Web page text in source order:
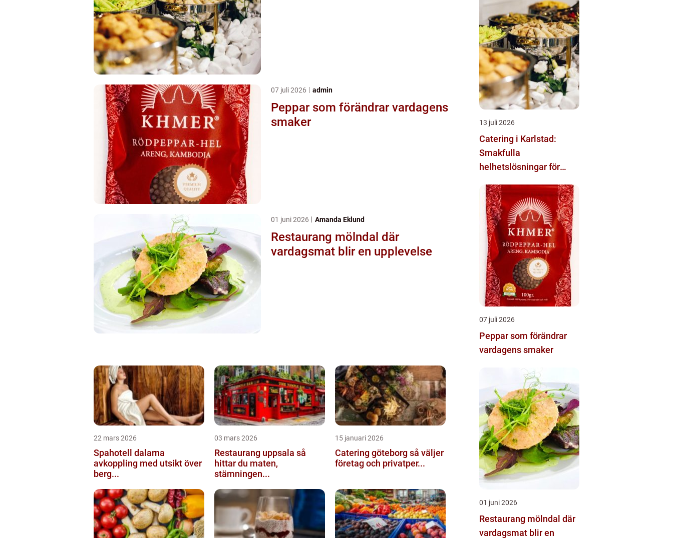
07 juli 2026 admin
Peppar som förändrar vardagens
smaker
01 juni 2026 Amanda Eklund
Restaurang mölndal där
vardagsmat blir en upplevelse
22 mars 2026
Spahotell dalarna
avkoppling med utsikt över
berg...
03 mars 2026
Restaurang uppsala så
hittar du maten,
stämningen...
15 januari 2026
Catering göteborg så väljer
företag och privatper...
13 juli 2026
Catering i Karlstad:
Smakfulla
helhetslösningar för
07 juli 2026
Peppar som förändrar
vardagens smaker
01 juni 2026
Restaurang mölndal där
vardagsmat blir en